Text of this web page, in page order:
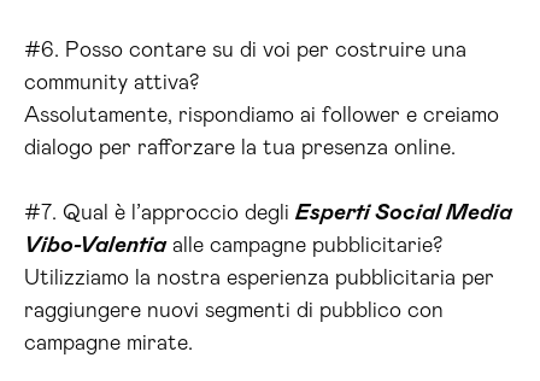
#6. Posso contare su di voi per costruire una
community attiva?
Assolutamente, rispondiamo ai follower e creiamo
dialogo per rafforzare la tua presenza online.
#7. Qual è l’approccio degli Esperti Social Media
Vibo-Valentiaalle campagne pubblicitarie?
Utilizziamo la nostra esperienza pubblicitaria per
raggiungere nuovi segmenti di pubblico con
campagne mirate.